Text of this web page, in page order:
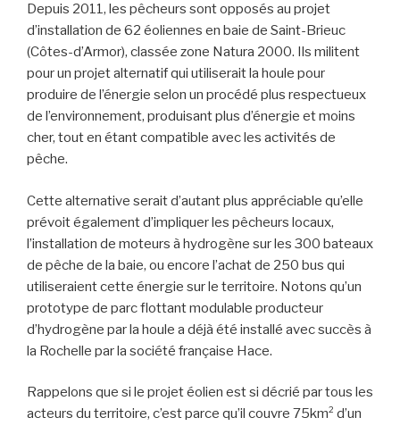
Depuis 2011, les pêcheurs sont opposés au projet
d’installation de 62 éoliennes en baie de Saint-Brieuc
(Côtes-d’Armor), classée zone Natura 2000. Ils militent
pour un projet alternatif qui utiliserait la houle pour
produire de l’énergie selon un procédé plus respectueux
de l’environnement, produisant plus d’énergie et moins
cher, tout en étant compatible avec les activités de
pêche.
Cette alternative serait d’autant plus appréciable qu’elle
prévoit également d’impliquer les pêcheurs locaux,
l’installation de moteurs à hydrogène sur les 300 bateaux
de pêche de la baie, ou encore l’achat de 250 bus qui
utiliseraient cette énergie sur le territoire. Notons qu’un
prototype de parc flottant modulable producteur
d’hydrogène par la houle a déjà été installé avec succès à
la Rochelle par la société française Hace.
Rappelons que si le projet éolien est si décrié par tous les
acteurs du territoire, c’est parce qu’il couvre 75km² d’un